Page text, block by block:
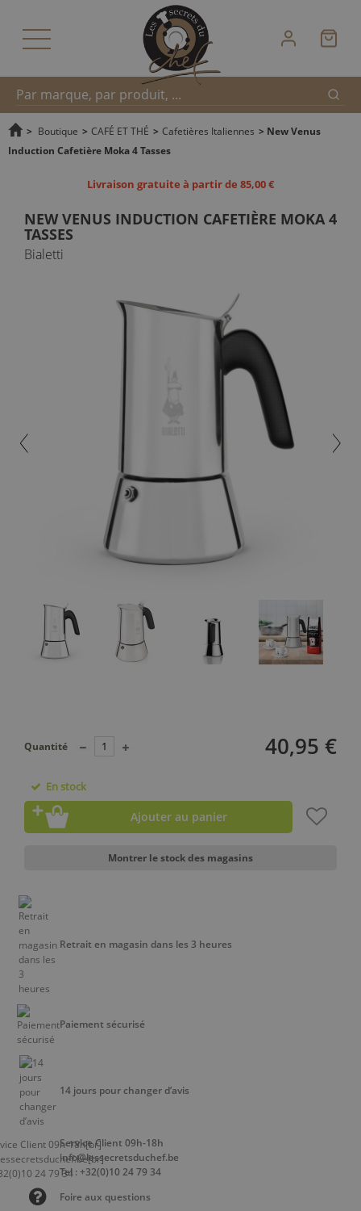
Recherche
> Boutique > CAFÉ ET THÉ > Cafetières Italiennes > New Venus
Induction Cafetière Moka 4 Tasses
Livraison gratuite à partir de 85,00 €
NEW VENUS INDUCTION CAFETIÈRE MOKA 4
TASSES
Bialetti
40,95 €
Quantité
En stock
Ajouter au panier
Montrer le stock des magasins
Retrait en magasin dans les 3 heures
Paiement sécurisé
14 jours pour changer d’avis
Service Client 09h-18h
info@lessecretsduchef.be
Tel : +32(0)10 24 79 34
Foire aux questions